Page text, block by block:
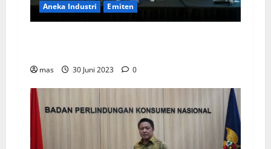
Aneka Industri Emiten
mas 30 Juni 2023 0